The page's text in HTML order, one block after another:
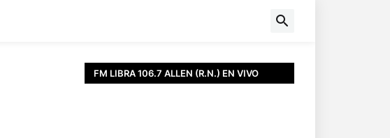
FM LIBRA 106.7 ALLEN (R.N.) EN VIVO